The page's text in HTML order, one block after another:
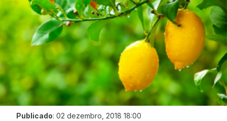
Publicado: 02 dezembro, 2018 18:00